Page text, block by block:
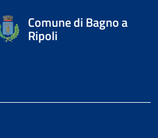
Comune di Bagno a
Ripoli